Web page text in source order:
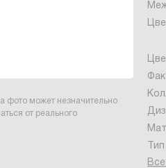
фото может незначительно
от реального